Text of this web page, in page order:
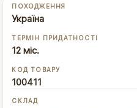
ПОХОДЖЕННЯ
Україна
ТЕРМІН ПРИДАТНОСТІ
12 міс.
КОД ТОВАРУ
100411
СКЛАД